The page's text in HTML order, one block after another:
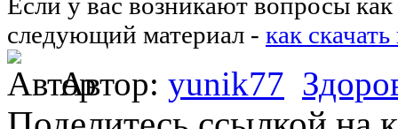
следующий материал - как
Автор: yunik77